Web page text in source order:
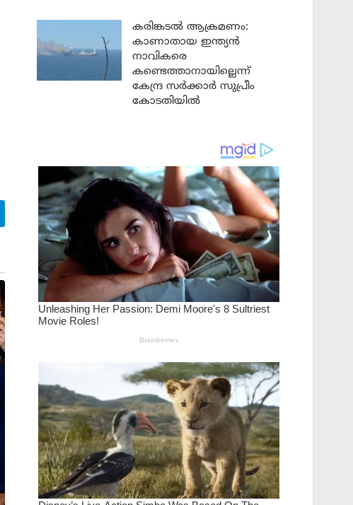
കരിങ്കടൽ ആക്രമണം:
കാണാതായ ഇന്ത്യൻ
നാവികരെ
കണ്ടെത്താനായില്ലെന്ന്
കേന്ദ്ര സർക്കാർ സുപ്രീം
കോടതിയിൽ